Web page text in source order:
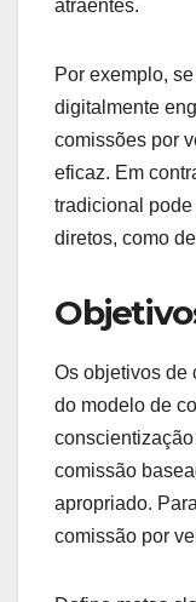
selecionar um
com os
ajuda a definir
atraentes.
digitalmente
comissões por
eficaz. Em
tradicional pode
diretos, como